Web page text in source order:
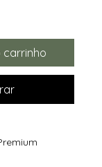
carrinho